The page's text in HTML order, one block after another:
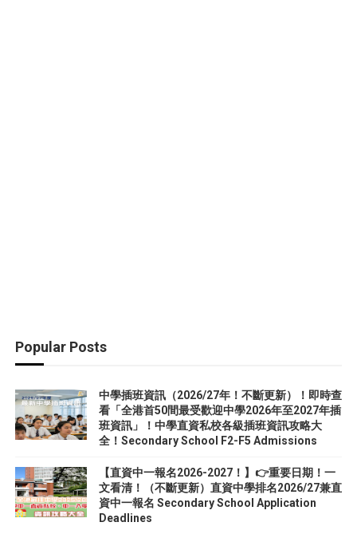
Popular Posts
中學插班資訊（2026/27年！不斷更新）！即時查
看「全港首50間最受歡迎中學2026年至2027年插
班資訊」！中學直資私校各級插班資訊攻略大
全！Secondary School F2-F5 Admissions
【直資中一報名2026-2027！】👉重要日期！一
文看清！（不斷更新）直資中學排名2026/27兼直
資中一報名 Secondary School Application
Deadlines